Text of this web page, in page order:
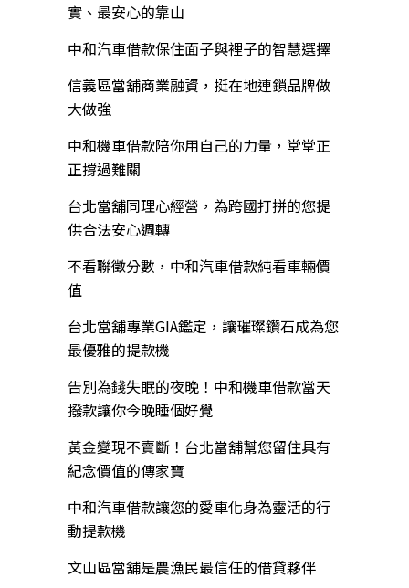
實、最安心的靠山
中和汽車借款保住面子與裡子的智慧選擇
信義區當舖商業融資，挺在地連鎖品牌做
大做強
中和機車借款陪你用自己的力量，堂堂正
正撐過難關
台北當舖同理心經營，為跨國打拼的您提
供合法安心週轉
不看聯徵分數，中和汽車借款純看車輛價
值
台北當舖專業GIA鑑定，讓璀璨鑽石成為您
最優雅的提款機
告別為錢失眠的夜晚！中和機車借款當天
撥款讓你今晚睡個好覺
黃金變現不賣斷！台北當舖幫您留住具有
紀念價值的傳家寶
中和汽車借款讓您的愛車化身為靈活的行
動提款機
文山區當舖是農漁民最信任的借貸夥伴